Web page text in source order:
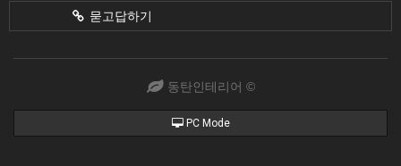
묻고답하기
동탄인테리어 ©
PC Mode